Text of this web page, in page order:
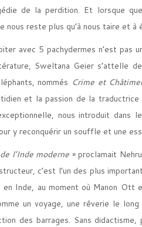
de la perdition. Et lorsque
nous reste plus qu’à nous taire et à
avec 5 pachydermes n’est pas
Sweltana Geier s’attelle
nommés Crime et
et la passion de la traductrice
nous introduit
y reconquérir un souffle et une
l’Inde moderne » proclamait
c’est l’un des plus
Inde, au moment où Manon Ott
un voyage, une rêverie le
des barrages. Sans